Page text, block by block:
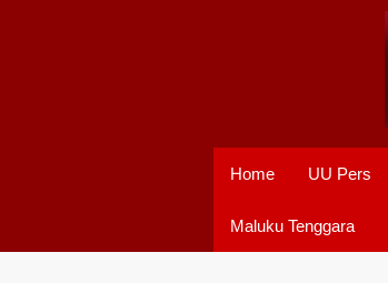
Home UU Pers
Maluku Tenggara